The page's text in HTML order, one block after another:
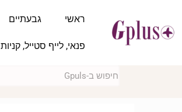
ראשי גבעתיים
פנאי, לייף סטייל, קניות